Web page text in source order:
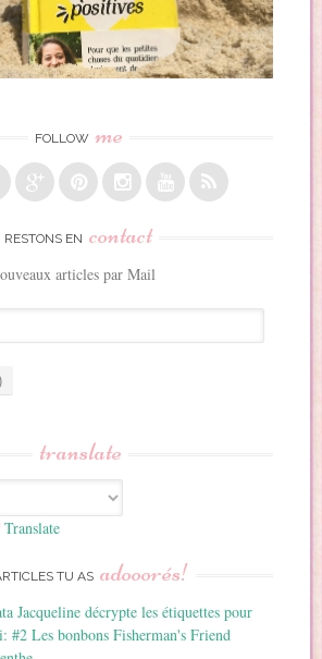
FOLLOW me
RESTONS EN contact
articles par Mail
translate
Translate
TU AS adooorés!
Jacqueline décrypte les étiquettes pour
#2 Les bonbons Fisherman's Friend